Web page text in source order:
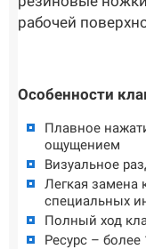
рабочей
Особенности
Плавное
ощущением
Визуальное
Легкая замена
специальных
Полный ход
Ресурс –